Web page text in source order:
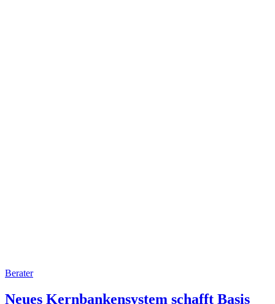
Berater
Neues Kernbankensystem schafft Basis